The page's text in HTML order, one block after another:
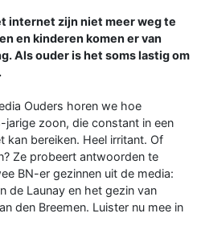
internet zijn niet meer weg te
en kinderen komen er van
Als ouder is het soms lastig om
Ouders horen we hoe
zoon, die constant in een
kan bereiken. Heel irritant. Of
Ze probeert antwoorden te
BN-er gezinnen uit de media:
de Launay en het gezin van
den Breemen. Luister nu mee in